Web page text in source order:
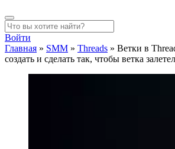
Войти
Главная » SMM » Threads » Ветки в
создать и сделать так, чтобы ветка